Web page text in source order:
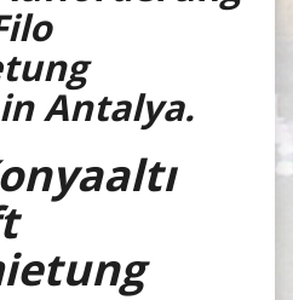
Antalya.